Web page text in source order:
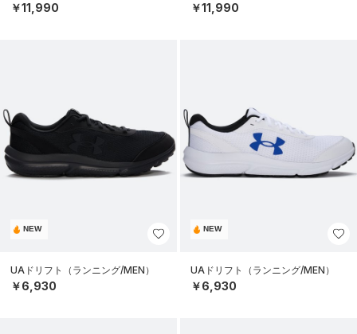
￥11,990 ￥11,990
NEW
UAドリフト（ランニング/MEN）
￥6,930
NEW
UAドリフト（ランニング/MEN）
￥6,930